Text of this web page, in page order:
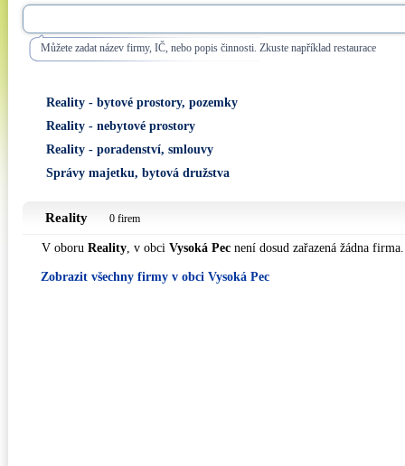
Můžete zadat název firmy, IČ, nebo popis činnosti. Zkuste například restaurace
Reality - bytové prostory, pozemky
Reality - nebytové prostory
Reality - poradenství, smlouvy
Správy majetku, bytová družstva
Reality 0 firem
V oboru Reality, v obci Vysoká Pec není dosud zařazená žádna firma.
Zobrazit všechny firmy v obci Vysoká Pec